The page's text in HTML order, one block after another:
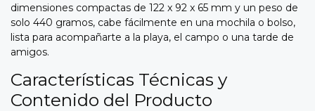
dimensiones compactas de 122 x 92 x 65 mm y un peso de
solo 440 gramos, cabe fácilmente en una mochila o bolso,
lista para acompañarte a la playa, el campo o una tarde de
amigos.
Características Técnicas y
Contenido del Producto